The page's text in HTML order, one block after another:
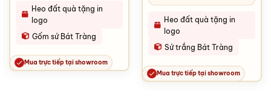
Heo đất quà tặng in
logo
Gốm sứ Bát Tràng
Mua trực tiếp tại showroom
Heo đất quà tặng in
logo
Sứ trắng Bát Tràng
Mua trực tiếp tại showroom